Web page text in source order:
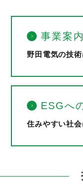
事業案内
野田電気の技
ESGへ
住みやすい社会